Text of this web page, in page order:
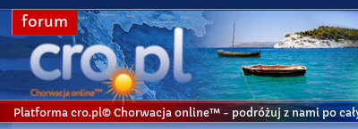
forum
Platforma cro.pl© Chorwacja online™ - podróżuj z nami po